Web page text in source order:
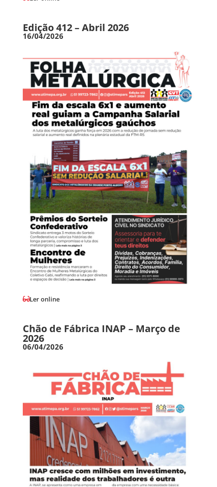
Edição 412 – Abril 2026
16/04/2026
Ler online
Chão de Fábrica INAP – Março de
2026
06/04/2026